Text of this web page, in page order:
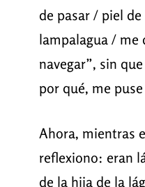
de pasar / piel
lampalagua / me
navegar”, sin
por qué, me
Ahora, mientras
reflexiono: eran
de la hija de la